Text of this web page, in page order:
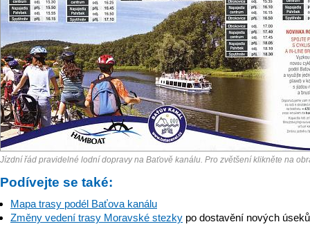
Jízdní řád pravidelné lodní dopravy na Baťově kanálu. Pro zvětšení klikněte na
Podívejte se také:
Mapa trasy podél Baťova kanálu
Změny vedení trasy Moravské stezky po dostavění nových úseků